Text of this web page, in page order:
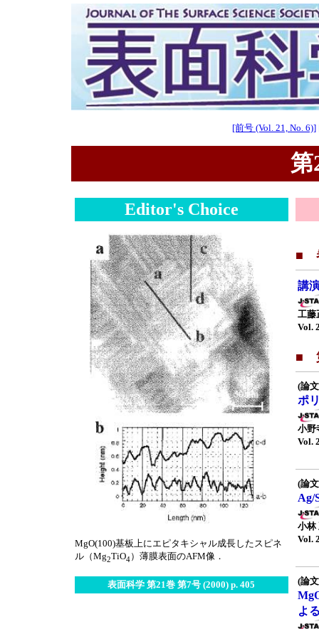
[前号 (Vol. 21, No. 6)]
第
Editor's Choice
MgO(100)基板上にエピタキシャル成長したスピネ
ル（Mg2TiO4）薄膜表面のAFM像．
表面科学 第21巻 第7号 (2000) p. 405
■
講
工藤
Vol.
■
(論
ポ
小野
Vol.
(論
Ag/
小林
Vol.
(論
よ